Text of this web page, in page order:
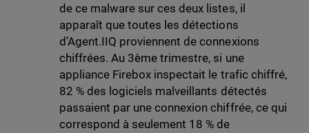
de ce malware sur ces deux listes, il
apparaît que toutes les détections
d’Agent.IIQ proviennent de connexions
chiffrées. Au 3ème trimestre, si une
appliance Firebox inspectait le trafic chiffré,
82 % des logiciels malveillants détectés
passaient par une connexion chiffrée, ce qui
correspond à seulement 18 % de